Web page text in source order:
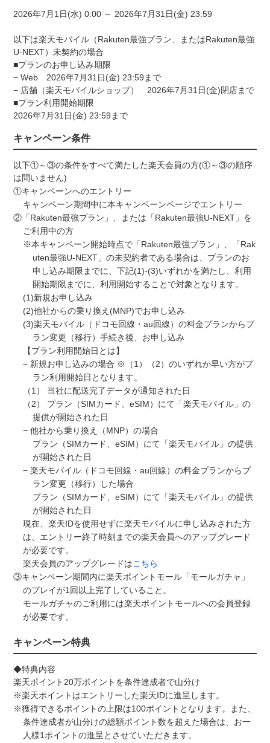
2026年7月1日(水) 0:00 ～ 2026年7月31日(金) 23:59
以下は楽天モバイル（Rakuten最強プラン、またはRakuten最強
U-NEXT）未契約の場合
■プランのお申し込み期限
− Web 2026年7月31日(金) 23:59まで
− 店舗（楽天モバイルショップ） 2026年7月31日(金)閉店まで
■プラン利用開始期限
2026年7月31日(金) 23:59まで
キャンペーン条件
以下①～③の条件をすべて満たした楽天会員の方(①～③の順序
は問いません)
①キャンペーンへのエントリー
キャンペーン期間中に本キャンペーンページでエントリー
②「Rakuten最強プラン」、または「Rakuten最強U-NEXT」を
ご利用中の方
※本キャンペーン開始時点で「Rakuten最強プラン」、「Rak
uten最強U-NEXT」の未契約者である場合は、プランのお
申し込み期限までに、下記(1)-(3)いずれかを満たし、利用
開始期限までに、利用開始することで対象となります。
(1)新規お申し込み
(2)他社からの乗り換え(MNP)でお申し込み
(3)楽天モバイル（ドコモ回線・au回線）の料金プランからプ
ラン変更（移行）手続き後、お申し込み
【プラン利用開始日とは】
− 新規お申し込みの場合 ※（1）（2）のいずれか早い方がプ
ラン利用開始日となります。
（1） 当社に配送完了データが通知された日
（2） プラン（SIMカード、eSIM）にて「楽天モバイル」の
提供が開始された日
− 他社から乗り換え（MNP）の場合
プラン（SIMカード、eSIM）にて「楽天モバイル」の提供
が開始された日
− 楽天モバイル（ドコモ回線・au回線）の料金プランからプ
ラン変更（移行）した場合
プラン（SIMカード、eSIM）にて「楽天モバイル」の提供
が開始された日
現在、楽天IDを使用せずに楽天モバイルに申し込みされた方
は、エントリー終了時刻までの楽天会員へのアップグレード
が必要です。
楽天会員のアップグレードは⁠こちら
③キャンペーン期間内に楽天ポイントモール「モールガチャ」
のプレイが1回以上完了していること。
モールガチャのご利用には楽天ポイントモールへの会員登録
が必要です。
キャンペーン特典
◆特典内容
楽天ポイント20万ポイントを条件達成者で山分け
※楽天ポイントはエントリーした楽天IDに進呈します。
※獲得できるポイントの上限は100ポイントとなります。また、
条件達成者が山分けの総額ポイント数を超えた場合は、お一
人様1ポイントの進呈とさせていただきます。